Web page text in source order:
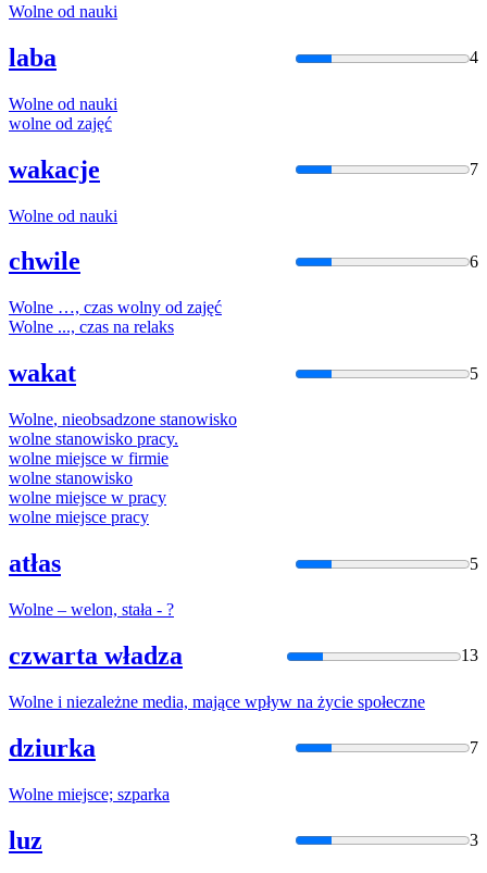
Wolne od nauki
laba 4
Wolne od nauki
wolne od zajęć
wakacje 7
Wolne od nauki
chwile 6
Wolne …, czas wolny od zajęć
Wolne ..., czas na relaks
wakat 5
Wolne, nieobsadzone stanowisko
wolne stanowisko pracy.
wolne miejsce w firmie
wolne stanowisko
wolne miejsce w pracy
wolne miejsce pracy
atłas 5
Wolne – welon, stała - ?
czwarta władza 13
Wolne i niezależne media, mające wpływ na życie społeczne
dziurka 7
Wolne miejsce; szparka
luz 3